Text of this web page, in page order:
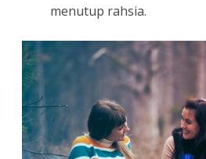
menutup rahsia.